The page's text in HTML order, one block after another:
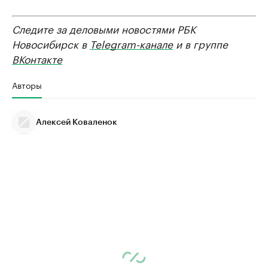
Следите за деловыми новостями РБК
Новосибирск в Telegram-каналеи в группе
ВКонтакте
Авторы
Алексей Коваленок